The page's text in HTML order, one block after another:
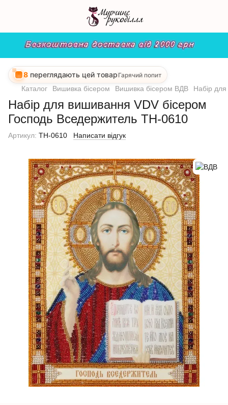
8 переглядають цей товар Гарячий попит
Каталог Вишивка бісером Вишивка бісером ВДВ Набір
Набір для вишивання VDV бісером
Господь Вседержитель ТН-0610
Артикул: ТН-0610 Написати відгук